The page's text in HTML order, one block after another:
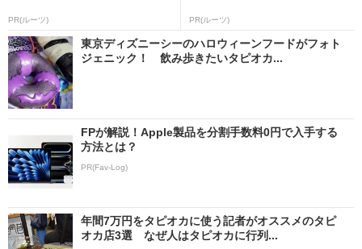
PR(ルーツ) PR(ルーツ)
東京ディズニーシーのハロウィーンフードがフォト
ジェニック！ 飲み歩きたいタピオカ...
FPが解説！Apple製品を分割手数料0円で入手する
方法とは？
PR(Fav-Log)
年間7万円をタピオカに使う記者がオススメのタピ
オカ店3選 なぜ人はタピオカに行列...